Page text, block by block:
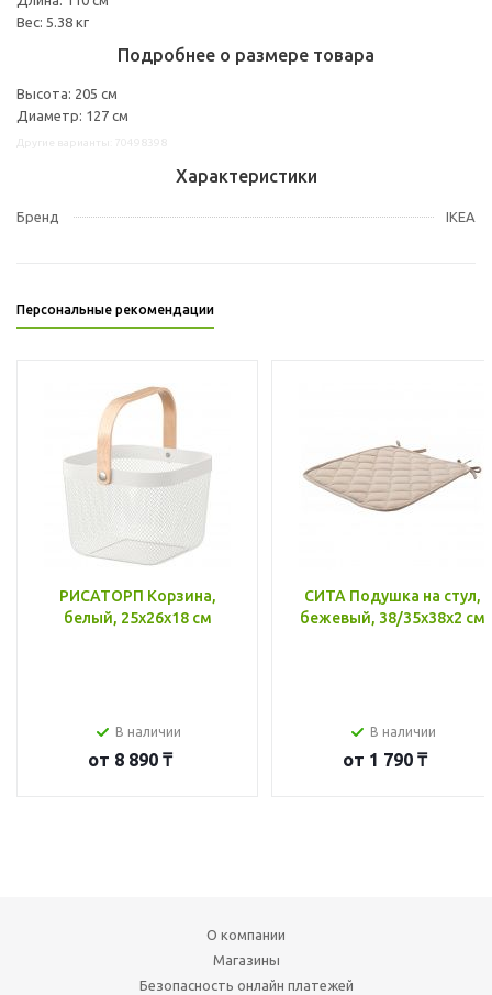
Вес: 5.38 кг
Подробнее о размере товара
Высота: 205 см
Диаметр: 127 см
Характеристики
Бренд IKEA
Персональные рекомендации
РИСАТОРП Корзина,
белый, 25x26x18 см
В наличии
от 8 890 ₸
СИТА Подушка на стул,
бежевый, 38/35x38x2 см
В наличии
от 1 790 ₸
О компании
Магазины
Безопасность онлайн платежей